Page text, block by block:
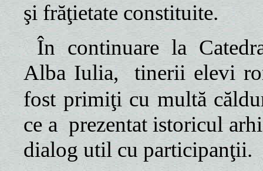
şi frăţietate constituite.
În continuare la
Alba Iulia,
tinerii elevi
fost primiţi cu multă
ce a prezentat istoricul
dialog util cu participanţii.